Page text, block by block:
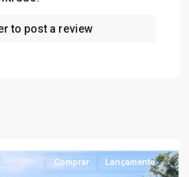
to post a review
Comprar Lançamento